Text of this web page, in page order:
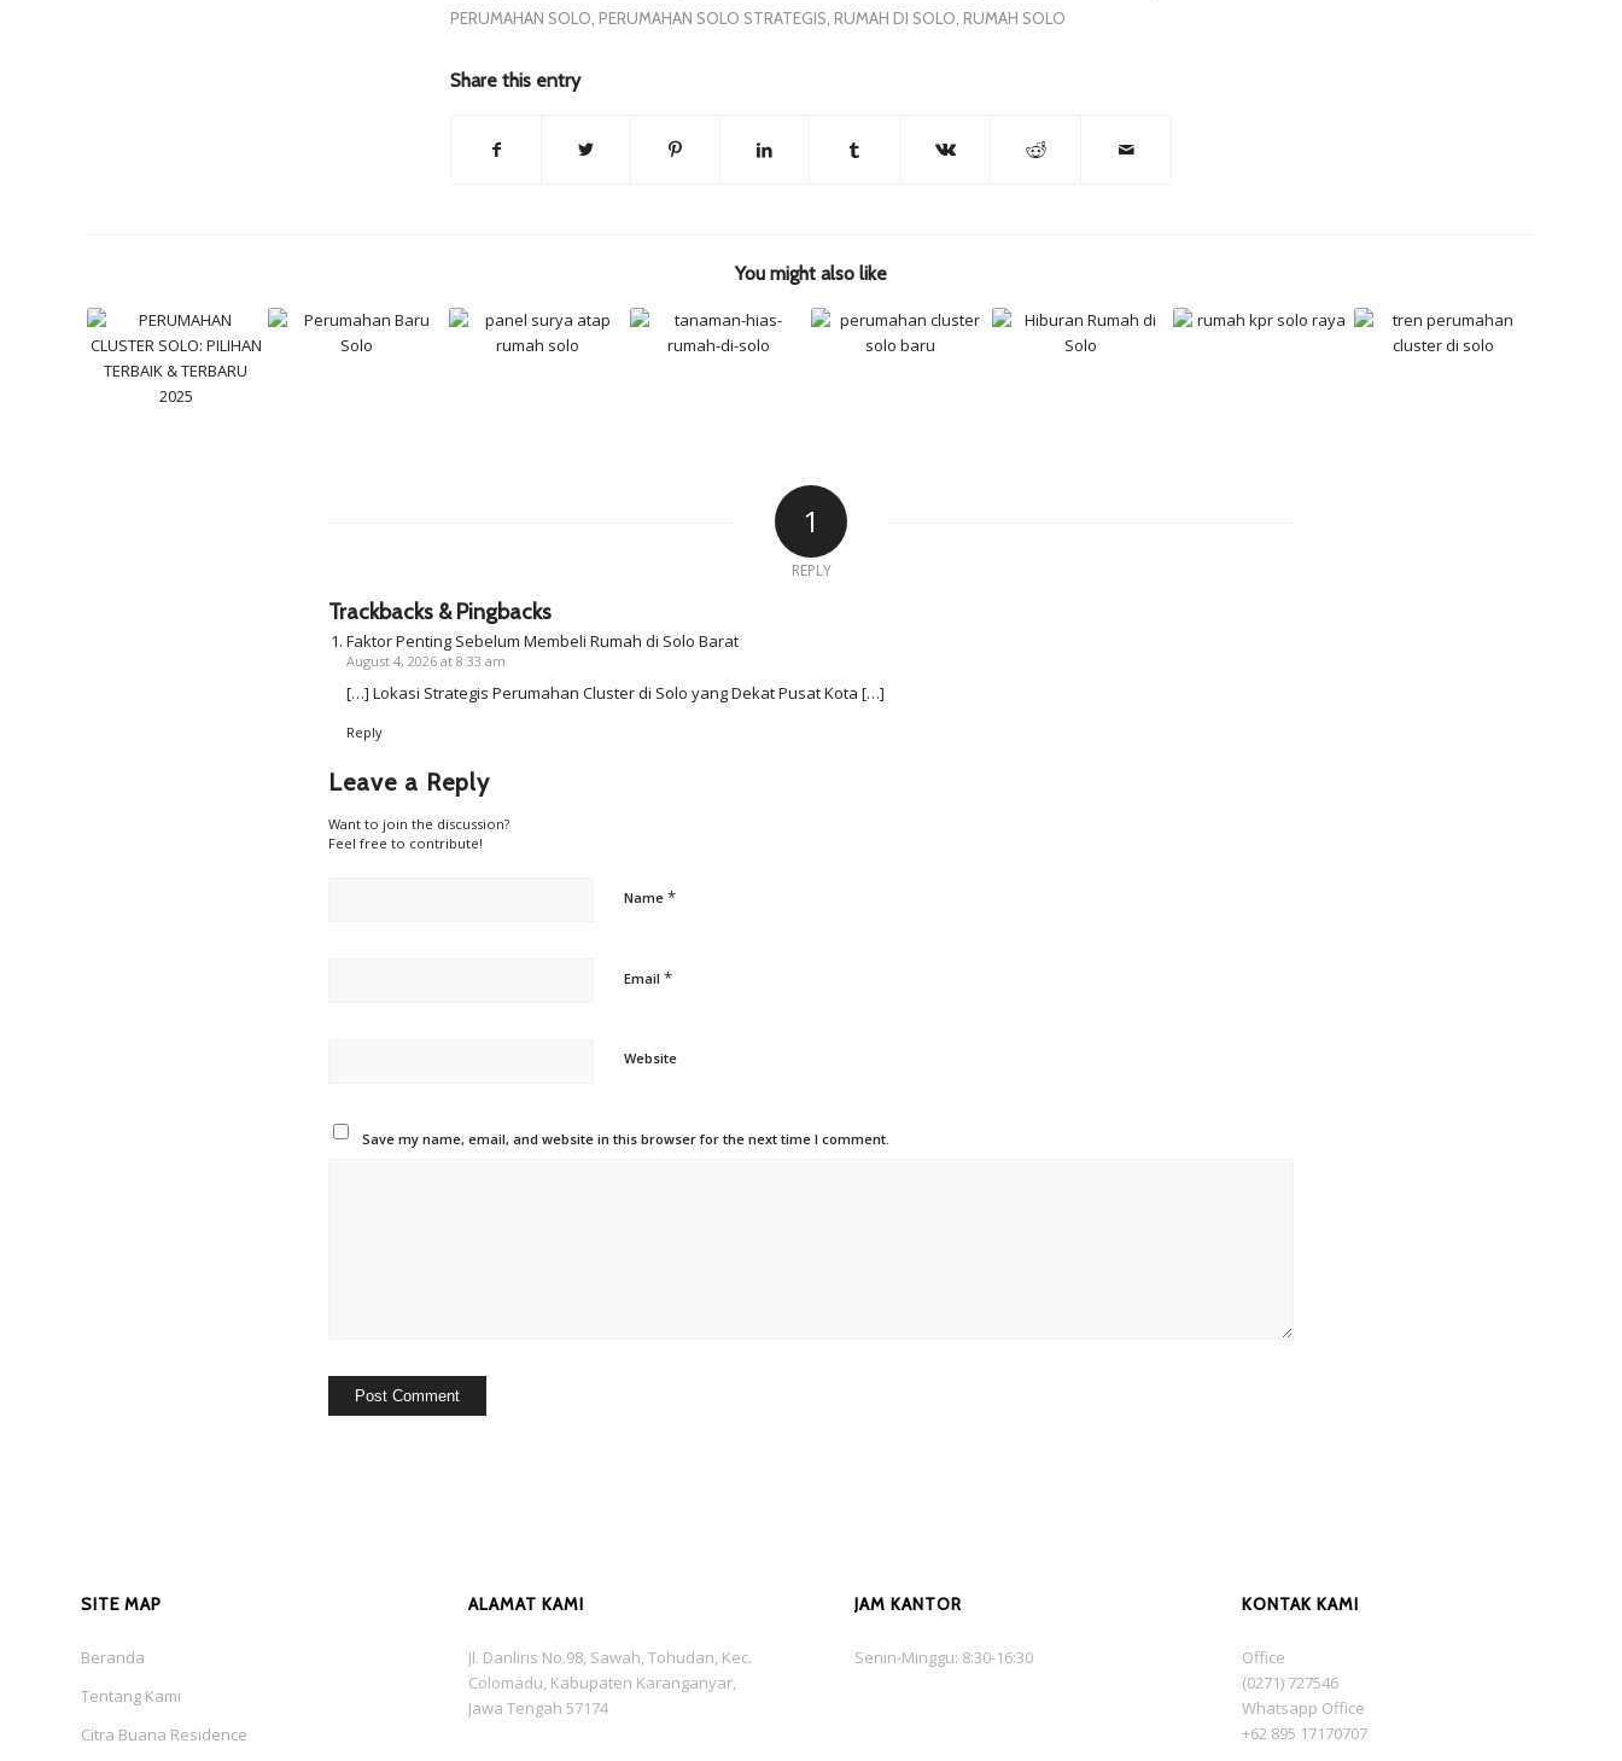
PERUMAHAN SOLO PERUMAHAN SOLO STRATEGIS RUMAH DI SOLO RUMAH SOLO
Share this entry
You might also like
1
REPLY
Trackbacks & Pingbacks
Faktor Penting Sebelum Membeli Rumah di Solo Barat
August 4, 2026 at 8:33 am
[…] Lokasi Strategis Perumahan Cluster di Solo yang Dekat Pusat Kota […]
Reply
Leave a Reply
Want to join the discussion?
Feel free to contribute!
Name *
Email *
Website
Save my name, email, and website in this browser for the next time I comment.
SITE MAP
Beranda
Tentang Kami
Citra Buana Residence
ALAMAT KAMI
Jl. Danliris No.98, Sawah, Tohudan, Kec.
Colomadu, Kabupaten Karanganyar,
Jawa Tengah 57174
JAM KANTOR
Senin-Minggu: 8:30-16:30
KONTAK KAMI
Office
(0271) 727546
Whatsapp Office
+62 895 17170707